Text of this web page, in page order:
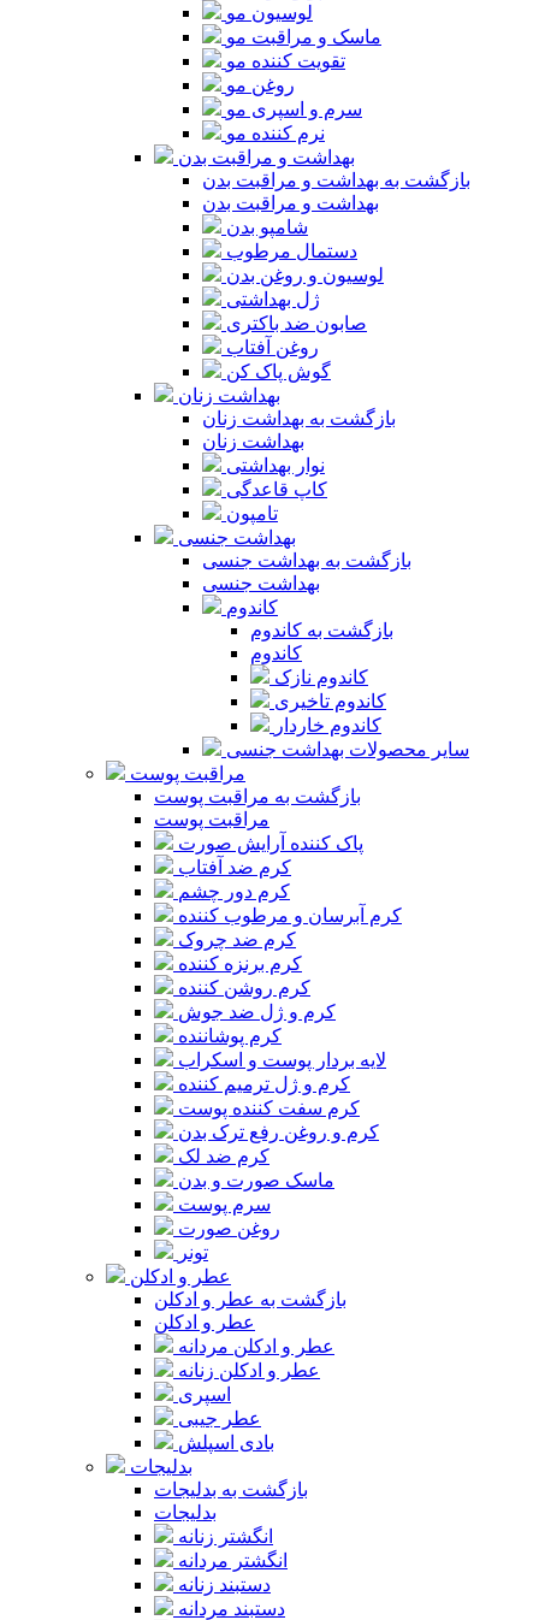
لوسیون مو
ماسک و مراقبت مو
تقویت کننده مو
روغن مو
سرم و اسپری مو
نرم کننده مو
بهداشت و مراقبت بدن
بازگشت به بهداشت و مراقبت بدن
بهداشت و مراقبت بدن
شامپو بدن
دستمال مرطوب
لوسیون و روغن بدن
ژل بهداشتی
صابون ضد باکتری
روغن آفتاب
گوش پاک کن
بهداشت زنان
بازگشت به بهداشت زنان
بهداشت زنان
نوار بهداشتی
کاپ قاعدگی
تامپون
بهداشت جنسی
بازگشت به بهداشت جنسی
بهداشت جنسی
کاندوم
بازگشت به کاندوم
کاندوم
کاندوم نازک
کاندوم تاخیری
کاندوم خاردار
سایر محصولات بهداشت جنسی
مراقبت پوست
بازگشت به مراقبت پوست
مراقبت پوست
پاک کننده آرایش صورت
کرم ضد آفتاب
کرم دور چشم
کرم آبرسان و مرطوب کننده
کرم ضد چروک
کرم برنزه کننده
کرم روشن کننده
کرم و ژل ضد جوش
کرم پوشاننده
لایه بردار پوست و اسکراب
کرم و ژل ترمیم کننده
کرم سفت کننده پوست
کرم و روغن رفع ترک بدن
کرم ضد لک
ماسک صورت و بدن
سرم پوست
روغن صورت
تونر
عطر و ادکلن
بازگشت به عطر و ادکلن
عطر و ادکلن
عطر و ادکلن مردانه
عطر و ادکلن زنانه
اسپری
عطر جیبی
بادی اسپلش
بدلیجات
بازگشت به بدلیجات
بدلیجات
انگشتر زنانه
انگشتر مردانه
دستبند زنانه
دستبند مردانه